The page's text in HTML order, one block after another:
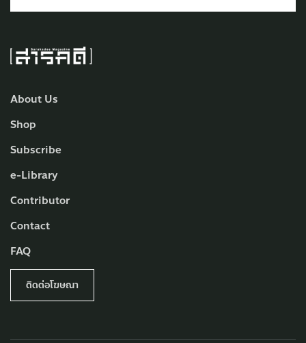
About Us
Shop
Subscribe
e-Library
Contributor
Contact
FAQ
ติดต่อโฆษณา